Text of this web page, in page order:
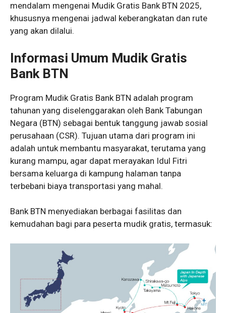
mendalam mengenai Mudik Gratis Bank BTN 2025,
khususnya mengenai jadwal keberangkatan dan rute
yang akan dilalui.
Informasi Umum Mudik Gratis
Bank BTN
Program Mudik Gratis Bank BTN adalah program
tahunan yang diselenggarakan oleh Bank Tabungan
Negara (BTN) sebagai bentuk tanggung jawab sosial
perusahaan (CSR). Tujuan utama dari program ini
adalah untuk membantu masyarakat, terutama yang
kurang mampu, agar dapat merayakan Idul Fitri
bersama keluarga di kampung halaman tanpa
terbebani biaya transportasi yang mahal.
Bank BTN menyediakan berbagai fasilitas dan
kemudahan bagi para peserta mudik gratis, termasuk: